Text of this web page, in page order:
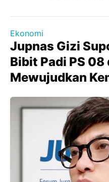
Ekonomi
Jupnas Gizi
Bibit Padi PS 08
Mewujudkan